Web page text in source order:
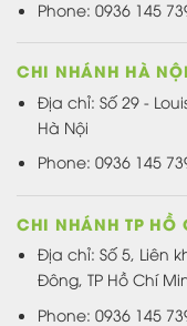
Phone: 0936 145
CHI NHÁNH HÀ NỘI
Địa chỉ: Số 29 -
Hà Nội
Phone: 0936 145
CHI NHÁNH TP HỒ
Địa chỉ: Số 5, Liên
Đông, TP Hồ Chí
Phone: 0936 145